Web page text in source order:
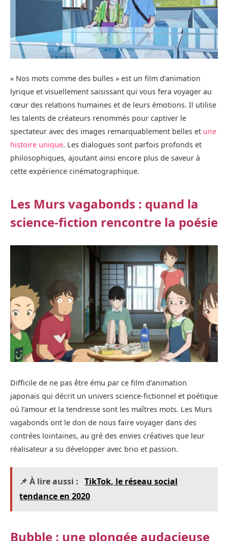
« Nos mots comme des bulles » est un film d’animation
lyrique et visuellement saisissant qui vous fera voyager au
cœur des relations humaines et de leurs émotions. Il utilise
les talents de créateurs renommés pour captiver le
spectateur avec des images remarquablement belles et une
histoire unique. Les dialogues sont parfois profonds et
philosophiques, ajoutant ainsi encore plus de saveur à
cette expérience cinématographique.
Les Murs vagabonds : quand la
science-fiction rencontre la poésie
Difficile de ne pas être ému par ce film d’animation
japonais qui décrit un univers science-fictionnel et poétique
où l’amour et la tendresse sont les maîtres mots. Les Murs
vagabonds ont le don de nous faire voyager dans des
contrées lointaines, au gré des envies créatives que leur
réalisateur a su développer avec brio et passion.
📌 À lire aussi :
TikTok, le réseau social
tendance en 2020
Bubble : une plongée audacieuse